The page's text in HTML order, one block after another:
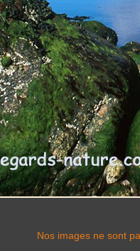
Nos images ne sont